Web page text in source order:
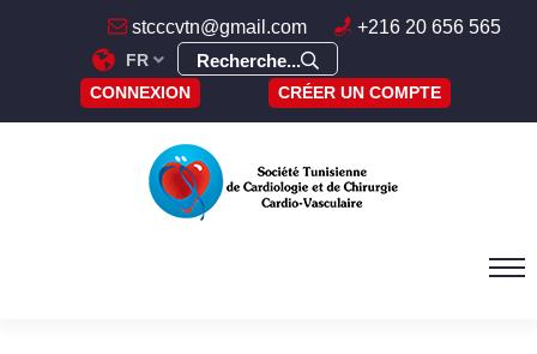
stcccvtn@gmail.com +216 20 656 565
FR Recherche...
CONNEXION CRÉER UN COMPTE